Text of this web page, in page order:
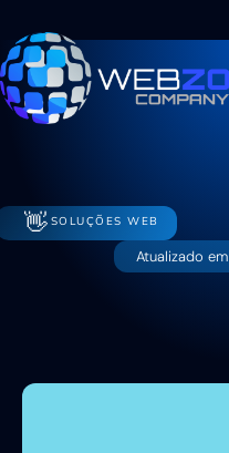
👋 SOLUÇÕES WEB
Atualizado em